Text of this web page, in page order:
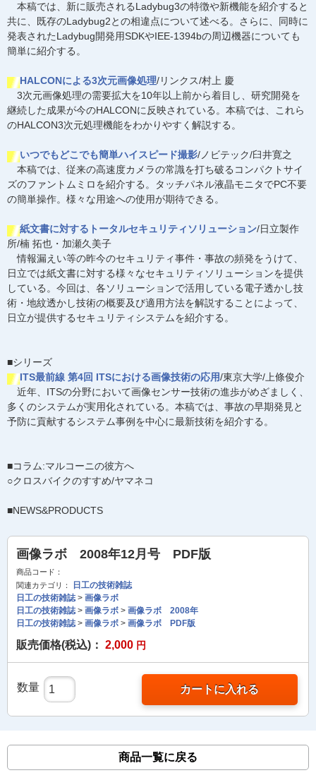
本稿では、新に販売されるLadybug3の特徴や新機能を紹介すると
共に、既存のLadybug2との相違点について述べる。さらに、同時に
発表されたLadybug開発用SDKやIEE-1394bの周辺機器についても
簡単に紹介する。
HALCONによる3次元画像処理/リンクス/村上 慶
3次元画像処理の需要拡大を10年以上前から着目し、研究開発を
継続した成果が今のHALCONに反映されている。本稿では、これら
のHALCON3次元処理機能をわかりやすく解説する。
いつでもどこでも簡単ハイスピード撮影/ノビテック/臼井寛之
本稿では、従来の高速度カメラの常識を打ち破るコンパクトサイ
ズのファントムミロを紹介する。タッチパネル液晶モニタでPC不要
の簡単操作。様々な用途への使用が期待できる。
紙文書に対するトータルセキュリティソリューション/日立製作
所/楠 拓也・加瀬久美子
情報漏えい等の昨今のセキュリティ事件・事故の頻発をうけて、
日立では紙文書に対する様々なセキュリティソリューションを提供
している。今回は、各ソリューションで活用している電子透かし技
術・地紋透かし技術の概要及び適用方法を解説することによって、
日立が提供するセキュリティシステムを紹介する。
■シリーズ
ITS最前線 第4回 ITSにおける画像技術の応用/東京大学/上條俊介
近年、ITSの分野において画像センサー技術の進歩がめざましく、
多くのシステムが実用化されている。本稿では、事故の早期発見と
予防に貢献するシステム事例を中心に最新技術を紹介する。
■コラム:マルコーニの彼方へ
○クロスバイクのすすめ/ヤマネコ
■NEWS&PRODUCTS
画像ラボ 2008年12月号 PDF版
商品コード：
関連カテゴリ：
日工の技術雑誌
日工の技術雑誌> 画像ラボ
日工の技術雑誌> 画像ラボ > 画像ラボ 2008年
日工の技術雑誌> 画像ラボ > 画像ラボ PDF版
販売価格(税込)： 2,000 円
数量 カートに入れる
商品一覧に戻る